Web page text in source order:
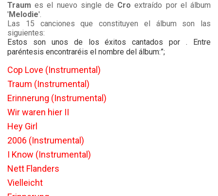
Traum es el nuevo single de Cro extraído por el álbum
'Melodie'.
Las 15 canciones que constituyen el álbum son las
siguientes:
Estos son unos de los éxitos cantados por . Entre
paréntesis encontraréis el nombre del álbum:”;
Cop Love (Instrumental)
Traum (Instrumental)
Erinnerung (Instrumental)
Wir waren hier II
Hey Girl
2006 (Instrumental)
I Know (Instrumental)
Nett Flanders
Vielleicht